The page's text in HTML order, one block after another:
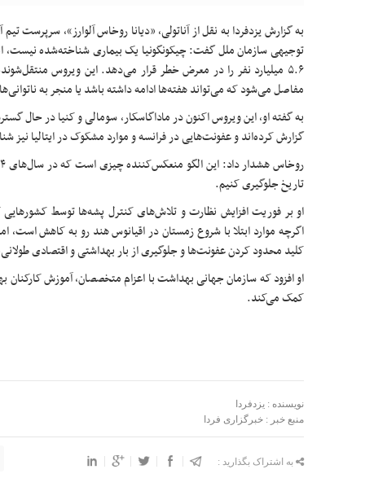
به گزارش یزدفردا به نقل از آناتولی، «دیانا روخاس آلوارز»،
۵.۶ میلیارد نفر را در معرض خطر قرار می‌دهد. این ویروس
مفاصل می‌شود که می‌تواند هفته‌ها ادامه داشته باشد یا منجر به ناتوانی‌های طولانی‌مدت
به گفته او، این ویروس اکنون در ماداگاسکار، سومالی و کنیا در حال
گزارش کرده‌اند و عفونت‌هایی در فرانسه و موارد مشکوک در ایتالیا نیز
تاریخ جلوگیری کنیم.
او بر فوریت افزایش نظارت و تلاش‌های کنترل پشه‌ها توسط
اگرچه موارد ابتلا با شروع زمستان در اقیانوس هند رو به کاهش
کلید محدود کردن عفونت‌ها و جلوگیری از بار بهداشتی و اقتصادی
او افزود که سازمان جهانی بهداشت با اعزام متخصصان، آموزش کارکنان
کمک می‌کند.
نویسنده : یزدفردا
منبع خبر : خبرگزاری فردا
به اشتراک بگذارید :